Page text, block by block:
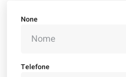
None
Telefone